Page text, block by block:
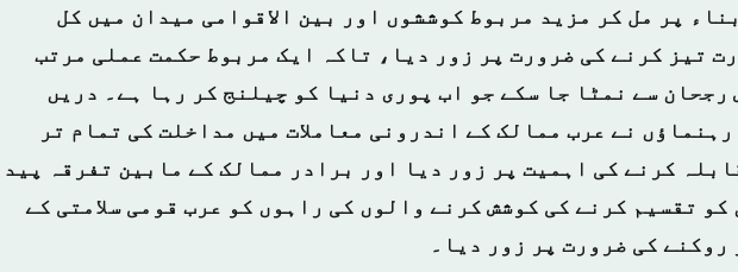
پر مل کر مزید مربوط کوششوں اور بین الاقوامی میدان میں کل
تیز کرنے کی ضرورت پر زور دیا، تاکہ ایک مربوط حکمت عملی مرتب
رجحان سے نمٹا جا سکے جو اب پوری دنیا کو چیلنج کر رہا ہے۔ دریں
رہنماؤں نے عرب ممالک کے اندرونی معاملات میں مداخلت کی تمام تر
کرنے کی اہمیت پر زور دیا اور برادر ممالک کے مابین تفرقہ پیدا
کو تقسیم کرنے کی کوشش کرنے والوں کی راہوں کو عرب قومی سلامتی کے
روکنے کی ضرورت پر زور دیا۔